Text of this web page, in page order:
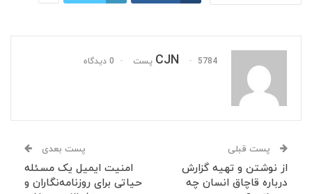
CJN 5784 پست 0 دیدگاه
پست قبلی
از نوشتن و تهیه گزارش
درباره قاچاق انسان چه
پست بعدی
امنیت ایمیل یک مسئله
حیاتی برای روزنامه‌نگاران و